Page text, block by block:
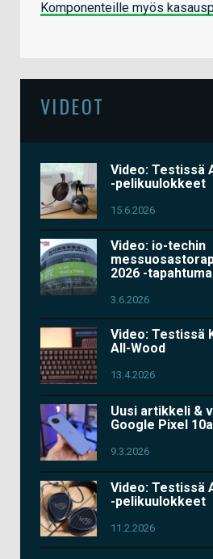
Komponenteille myös
VIDEOT
Video: Testissä
-pelikuulokkeet
15.6.2026
Video: io-techin
2026 -
3.6.2026
Video: Testissä
All-Wood
13.4.2026
Uusi artikkeli &
Google Pixel 10a
9.3.2026
Video: Testissä
-pelikuulokkeet
11.2.2026